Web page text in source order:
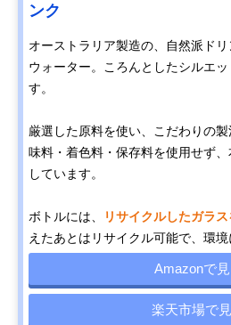
ンク
オーストラリア製造の、自然派ド
ウォーター。ころんとしたシルエ
す。
厳選した原料を使い、こだわりの
味料・着色料・保存料を使用せず
しています。
ボトルには、 リサイクルしたガラ
えたあとはリサイクル可能で、環境
Amazonで
楽天市場で